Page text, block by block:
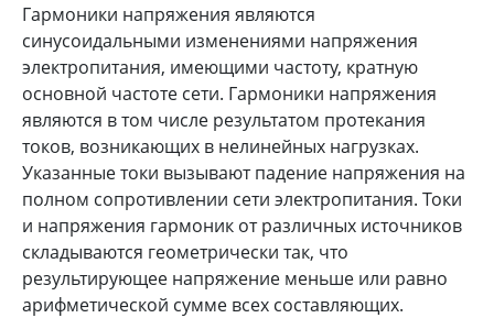
Гармоники напряжения являются
синусоидальными изменениями напряжения
электропитания, имеющими частоту, кратную
основной частоте сети. Гармоники напряжения
являются в том числе результатом протекания
токов, возникающих в нелинейных нагрузках.
Указанные токи вызывают падение напряжения на
полном сопротивлении сети электропитания. Токи
и напряжения гармоник от различных источников
складываются геометрически так, что
результирующее напряжение меньше или равно
арифметической сумме всех составляющих.